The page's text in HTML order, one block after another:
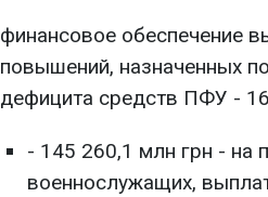
финансовое обеспечение
повышений, назначенных
дефицита средств ПФУ -
- 145 260,1 млн грн - на
военнослужащих,